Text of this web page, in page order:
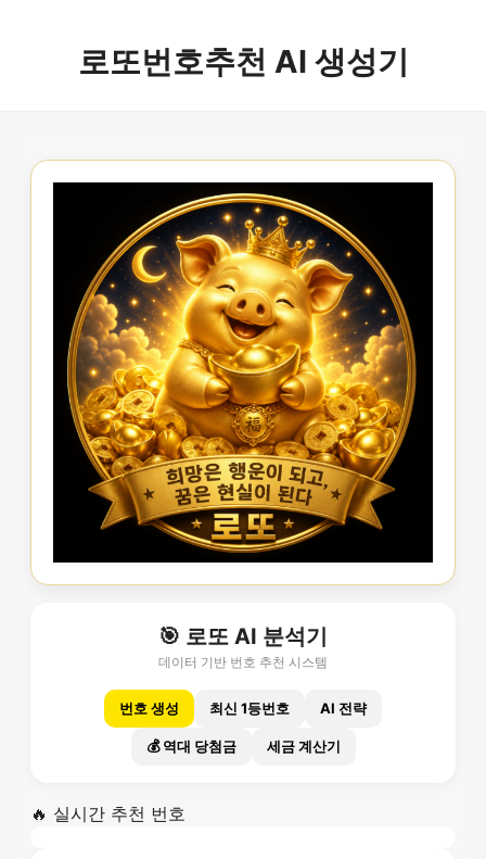
로또번호추천 AI 생성기
🎯 로또 AI 분석기
데이터 기반 번호 추천 시스템
번호 생성 최신 1등번호 AI 전략
💰 역대 당첨금 세금 계산기
🔥 실시간 추천 번호